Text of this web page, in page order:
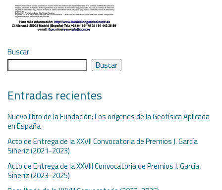
Buscar
Buscar
Entradas recientes
Nuevo libro de la Fundación; Los orígenes de la Geofísica Aplicada
en España
Acto de Entrega de la XXVII Convocatoria de Premios J. García
Siñeriz (2021-2023)
Acto de Entrega de la XXVIII Convocatoria de Premios J. García
Siñeriz (2023-2025)